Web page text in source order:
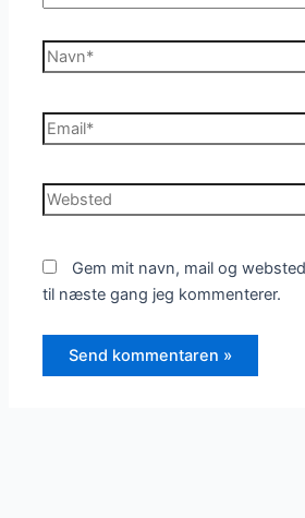
Navn*
Email*
Websted
Gem mit navn, mail og
til næste gang jeg kommenterer.